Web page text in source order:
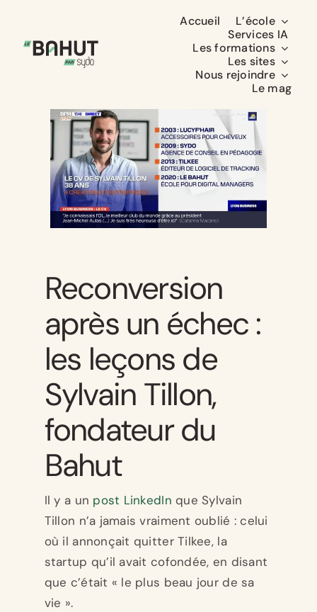
contenu
Accueil
L’école
Services IA
Les formations
Les sites
Nous rejoindre
Le mag
Reconversion
après un échec :
les leçons de
Sylvain Tillon,
fondateur du
Bahut
Il y a un post LinkedIn que Sylvain
Tillon n’a jamais vraiment oublié : celui
où il annonçait quitter Tilkee, la
startup qu’il avait cofondée, en disant
que c’était « le plus beau jour de sa
vie ».